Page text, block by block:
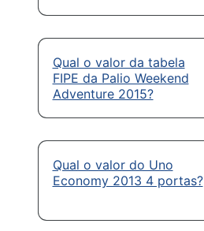
Qual o valor da tabela
FIPE da Palio Weekend
Adventure 2015?
Qual o valor do Uno
Economy 2013 4 portas?